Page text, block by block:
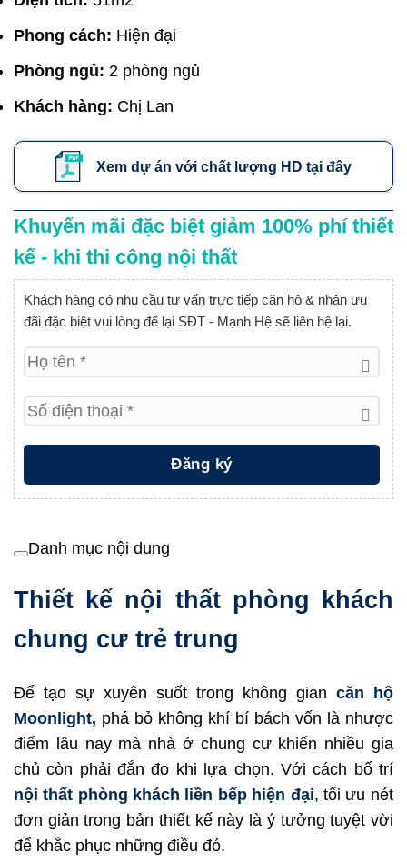
Phong cách: Hiện đại
Phòng ngủ: 2 phòng ngủ
Khách hàng: Chị Lan
Xem dự án với chất lượng HD tại đây
Khuyến mãi đặc biệt giảm 100% phí thiết
kế - khi thi công nội thất
Khách hàng có nhu cầu tư vấn trực tiếp căn hộ & nhận ưu
đãi đặc biệt vui lòng để lại SĐT - Mạnh Hệ sẽ liên hệ lại.
Danh mục nội dung
Thiết kế nội thất phòng khách
chung cư trẻ trung
Để tạo sự xuyên suốt trong không gian căn hộ
Moonlight, phá bỏ không khí bí bách vốn là nhược
điểm lâu nay mà nhà ở chung cư khiến nhiều gia
chủ còn phải đắn đo khi lựa chọn. Với cách bố trí
nội thất phòng khách liền bếp hiện đại, tối ưu nét
đơn giản trong bản thiết kế này là ý tưởng tuyệt vời
để khắc phục những điều đó.